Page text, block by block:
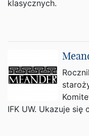
klasycznych.
IFK UW. Ukazuje się